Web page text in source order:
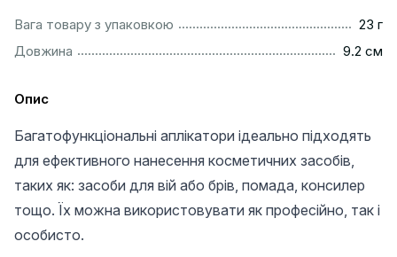
Вага товару з упаковкою
23 г
Довжина
9.2 см
Опис
Багатофункціональні аплікатори ідеально підходять
для ефективного нанесення косметичних засобів,
таких як: засоби для вій або брів, помада, консилер
тощо. Їх можна використовувати як професійно, так і
особисто.